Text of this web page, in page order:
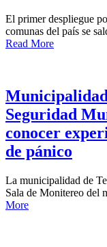
El primer despliegue
comunas del país se
Read More
Seguridad
conocer
de pánico
La municipalidad de
Sala de Monitereo del
More